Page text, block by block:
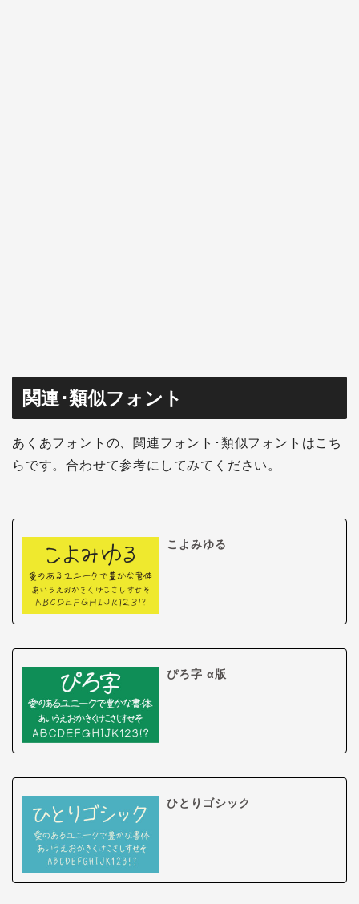
関連･類似フォント
あくあフォントの、関連フォント･類似フォントはこち
らです。合わせて参考にしてみてください。
こよみゆる
ぴろ字 α版
ひとりゴシック